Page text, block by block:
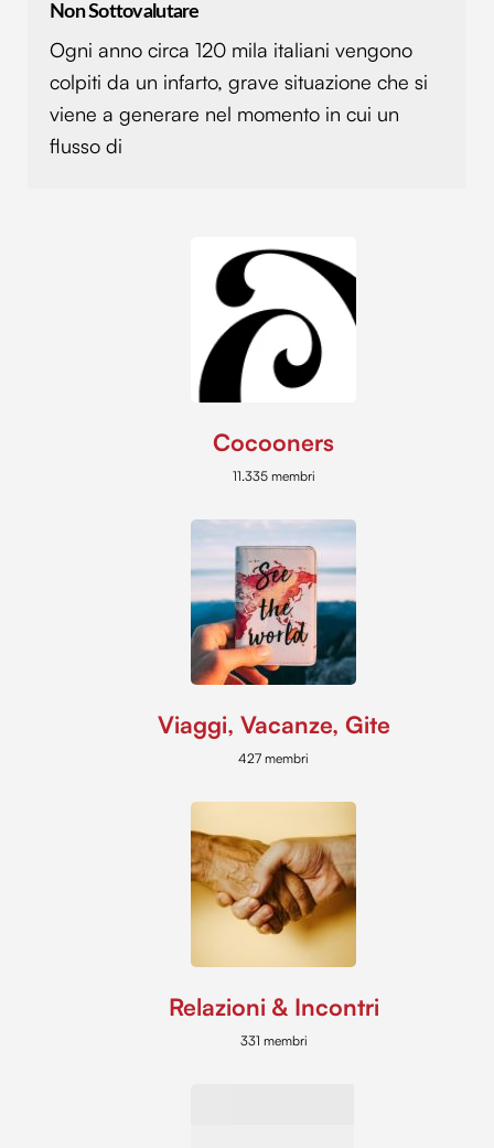
Non Sottovalutare
Ogni anno circa 120 mila italiani vengono
colpiti da un infarto, grave situazione che si
viene a generare nel momento in cui un
flusso di
Cocooners
11.335 membri
Viaggi, Vacanze, Gite
427 membri
Relazioni & Incontri
331 membri